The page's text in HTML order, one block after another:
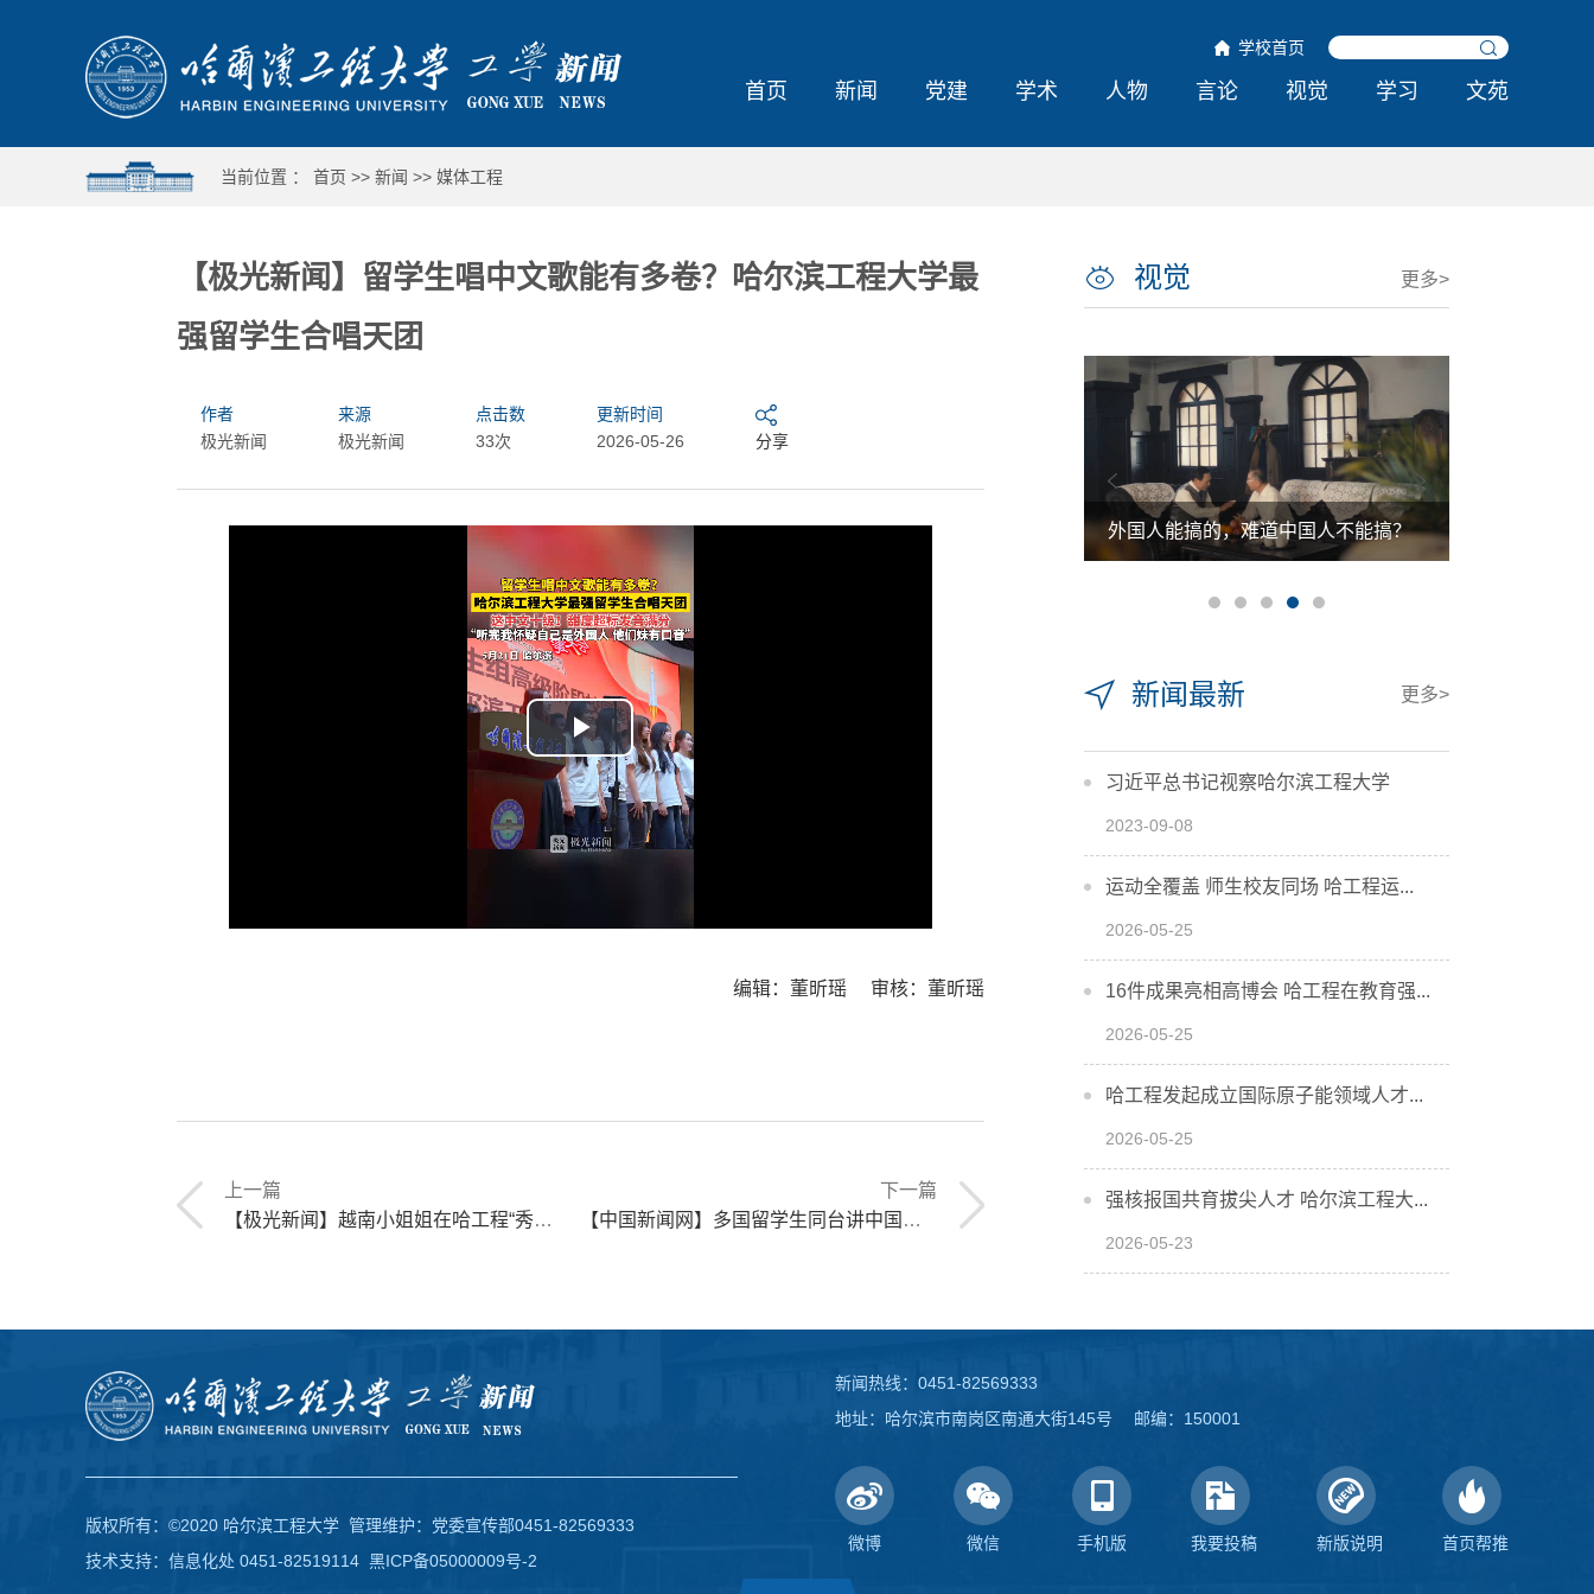
学校首页
首页 新闻 党建 学术 人物 言论 视觉 学习 文苑
当前位置 ： 首页 >> 新闻 >> 媒体工程
【极光新闻】留学生唱中文歌能有多卷？哈尔滨工程大学最
强留学生合唱天团
作者
极光新闻
来源
极光新闻
点击数
33次
更新时间
2026-05-26
分享
Play
Video
编辑：董昕瑶 审核：董昕瑶
上一篇
【极光新闻】越南小姐姐在哈工程“秀”书法
下一篇
【中国新闻网】多国留学生同台讲中国故事 以青春之声架文明互鉴桥梁
视觉 更多>
哈工程首届“班超”联赛，来了！ 外国人能搞的，难道中国人不能搞？
紧贴强国强军需要
新闻最新 更多>
习近平总书记视察哈尔滨工程大学
2023-09-08
运动全覆盖 师生校友同场 哈工程运...
2026-05-25
16件成果亮相高博会 哈工程在教育强...
2026-05-25
哈工程发起成立国际原子能领域人才...
2026-05-25
强核报国共育拔尖人才 哈尔滨工程大...
2026-05-23
版权所有：©2020 哈尔滨工程大学 管理维护：党委宣传部0451-82569333
技术支持：信息化处 0451-82519114 黑ICP备05000009号-2
新闻热线：0451-82569333
地址：哈尔滨市南岗区南通大街145号 邮编：150001
微博 微信 手机版 我要投稿 新版说明 首页帮推